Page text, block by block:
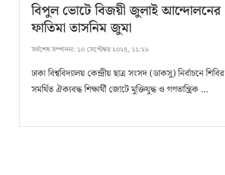
বিপুল ভোটে বিজয়ী জুলাই আন্দোলনের
ফাতিমা তাসনিম জুমা
সর্বশেষ সম্পাদনা: ১০ সেপ্টেম্বর ২০২৫, ১১:২৮
ঢাকা বিশ্ববিদ্যালয় কেন্দ্রীয় ছাত্র সংসদ (ডাকসু) নির্বাচনে শিবির
সমর্থিত ঐক্যবদ্ধ শিক্ষার্থী জোটে মুক্তিযুদ্ধ ও গণতান্ত্রিক …